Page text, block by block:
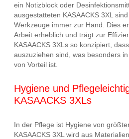
ein Notizblock oder
ausgestatteten KASAACKS 3XL
Werkzeuge immer zur Hand. Dies
Arbeit erheblich und trägt zur
KASAACKS 3XLs so konzipiert,
auszuziehen sind, was besonders
von Vorteil ist.
Hygiene und
KASAACKS 3XLs
In der Pflege ist Hygiene von
KASAACKS 3XL wird aus